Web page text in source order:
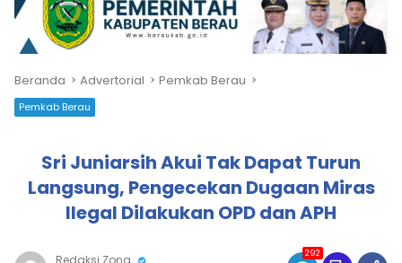
Beranda Advertorial Pemkab Berau
Pemkab Berau
Sri Juniarsih Akui Tak Dapat Turun
Langsung, Pengecekan Dugaan Miras
Ilegal Dilakukan OPD dan APH
Redaksi Zona 292